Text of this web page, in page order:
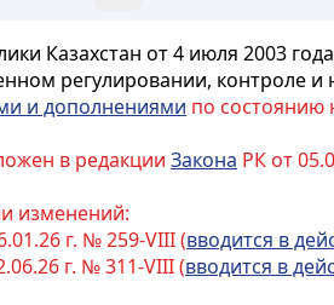
Казахстан от 4 июля 2003
регулировании, контроле
и дополнениями по состоянию
в редакции Закона РК от
изменений:
г. № 259-VIII (вводится в
г. № 311-VIII (вводится в